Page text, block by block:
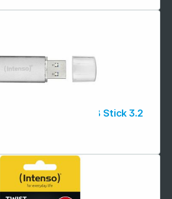
256GB USB Stick 3.2